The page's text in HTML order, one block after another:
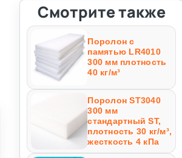
Смотрите также
Поролон с
памятью LR4010
300 мм плотность
40 кг/м³
Поролон ST3040
300 мм
стандартный ST,
плотность 30 кг/м³,
жесткость 4 кПа